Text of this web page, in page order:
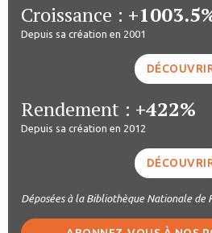
Croissance :
Depuis sa création en 2001
Rendement : +422%
Depuis sa création en 2012
Déposées à la Bibliothèque Nationale de